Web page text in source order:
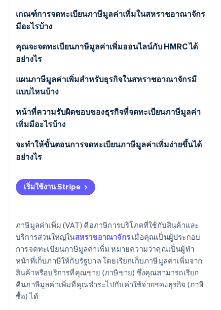
เกณฑ์การจดทะเบียนภาษีมูลค่าเพิ่มในสหราชอาณาจักร
มีอะไรบ้าง
คุณจะจดทะเบียนภาษีมูลค่าเพิ่มออนไลน์กับ HMRC ได้
อย่างไร
แผนภาษีมูลค่าเพิ่มสำหรับธุรกิจในสหราชอาณาจักรมี
แบบไหนบ้าง
แผนอัตราคงที่
แผนบัญชีรายปี
แผนส่วนต่าง
หน้าที่ความรับผิดชอบของธุรกิจที่จดทะเบียนภาษีมูลค่า
เพิ่มมีอะไรบ้าง
Making Tax Digital (MTD)
จะทำให้ขั้นตอนการจดทะเบียนภาษีมูลค่าเพิ่มง่ายขึ้นได้
อย่างไร
เริ่มใช้งาน Stripe
ภาษีมูลค่าเพิ่ม (VAT) คือภาษีการบริโภคที่ใช้กับสินค้าและ
บริการส่วนใหญ่ในสหราชอาณาจักรเมื่อคุณเป็นผู้ประกอบ
การจดทะเบียนภาษีมูลค่าเพิ่ม หมายความว่าคุณเป็นผู้ทำ
หน้าที่เก็บภาษีให้กับรัฐบาล โดยเรียกเก็บภาษีมูลค่าเพิ่มจาก
สินค้าหรือบริการที่คุณขาย (ภาษีขาย) ซึ่งคุณสามารถเรียก
คืนภาษีมูลค่าเพิ่มที่คุณชําระไปกับค่าใช้จ่ายของธุรกิจ (ภาษี
ซื้อ) ได้